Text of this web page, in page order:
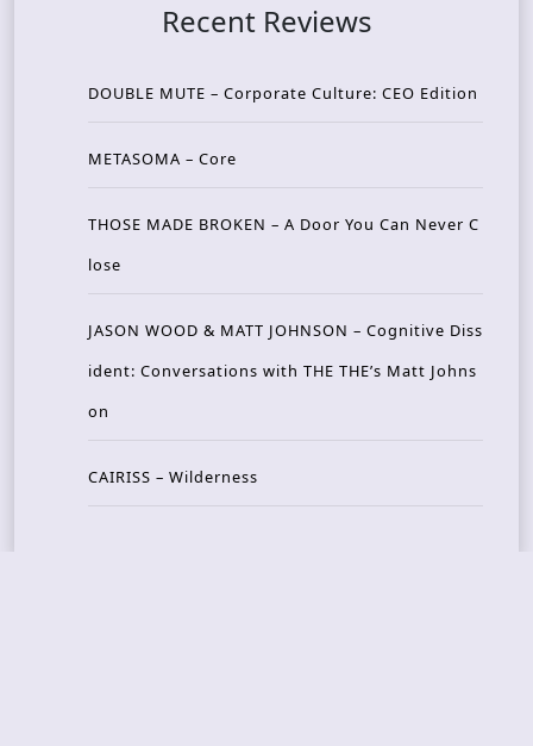
Recent Reviews
DOUBLE MUTE – Corporate Culture: CEO Edition
METASOMA – Core
THOSE MADE BROKEN – A Door You Can Never C
lose
JASON WOOD & MATT JOHNSON – Cognitive Diss
ident: Conversations with THE THE’s Matt Johns
on
CAIRISS – Wilderness